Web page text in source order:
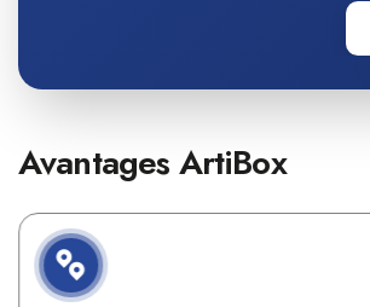
Avantages ArtiBox